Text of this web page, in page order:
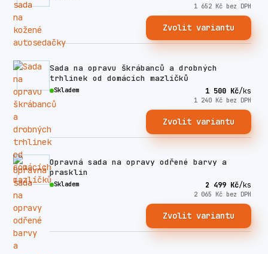
1 652 Kč bez DPH
Zvolit variantu
Sada na opravu škrábanců a drobných
trhlinek od domácích mazlíčků
1 500 Kč/ks
1 240 Kč bez DPH
Skladem
Zvolit variantu
Opravná sada na opravy odřené barvy a
prasklin
2 499 Kč/ks
2 065 Kč bez DPH
Skladem
Zvolit variantu